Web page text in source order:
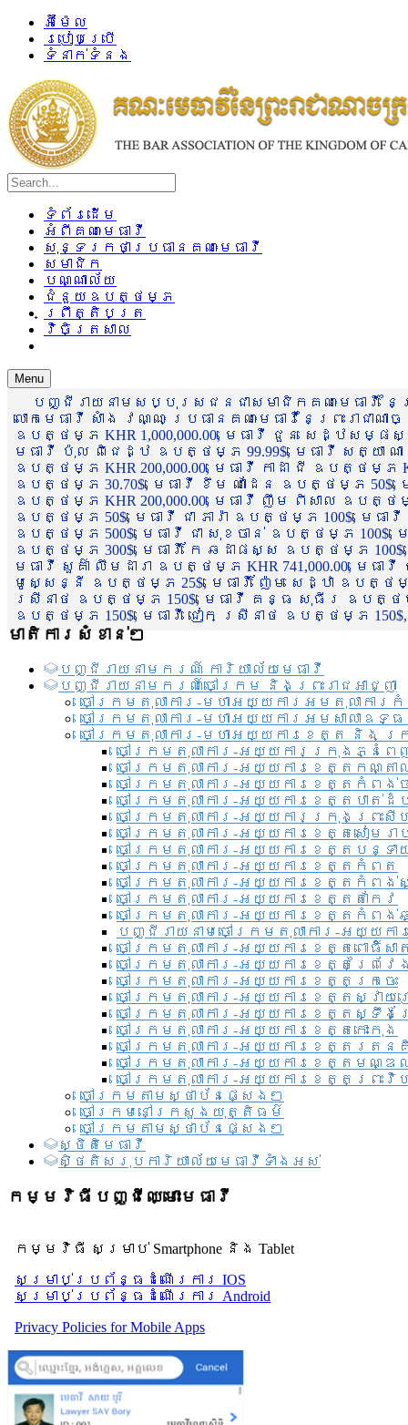
អ៊ីម៉ែល
របៀបប្រើ
ទំនាក់ទំនង
ទំព័រដើម
អំពីគណៈមេធាវី
សុន្ទរកថាប្រធានគណៈមេធាវី
សមាជិក
បណ្ណាល័យ
ជំនួយឧបត្ថម្ភ
ព្រឹត្តិបត្រ
វិចិត្រសាល
Menu
បញ្ជីរាយនាមសប្បុរសជនជាសមាជិកគណៈមេធាវី
លោកមេធាវី សាំង វណ្ណៈ ប្រធានគណៈមេធាវីនៃព្រះរា
ឧបត្ថម្ភ KHR 1,000,000.00, មេធាវី ជួន សេដ្ឋស
មេធាវី ប៉ុល ពិជេដ្ឋ ឧបត្ថម្ភ 99.99$, មេធាវី សត្យា ណ
ឧបត្ថម្ភ KHR 200,000.00, មេធាវី កាដា ជី ឧបត្ថម្ភ
ឧបត្ថម្ភ 30.70$, មេធាវី ខឹម ណាដែន ឧបត្ថម្ភ 50$,
ឧបត្ថម្ភ KHR 200,000.00, មេធាវី ញឹម ពិសាល ឧបត្ថ
ឧបត្ថម្ភ 50$, មេធាវី ជា ភារ៉ា ឧបត្ថម្ភ 100$, មេ
ឧបត្ថម្ភ 500$, មេធាវី ជា សុខចាន់ ឧបត្ថម្ភ
ឧបត្ថម្ភ 300$, មេធាវី កែ ឆដាផស្ស ឧបត្ថម្ភ
មេធាវី សួគ៌ា លឹមដារា ឧបត្ថម្ភ KHR 741,000.00, មេ
មូសេ្សន្នី ឧបត្ថម្ភ 25$, មេធាវី ញ៉ែម សេដ្ឋា ឧបត្ថ
ស្រីនាថ ឧបត្ថម្ភ 150$, មេធាវី គន្ធ សុធីរ ឧបត្ថម្ភ
ឧបត្ថម្ភ 150$, មេធាវី ជៀក ស្រីនាថ ឧបត្ថម្ភ 150$,
មាតិការសំខាន់ៗ
បញ្ជី​រាយ​នាមករណ៍ ការិយាល័យ​មេធាវី​
បញ្ជី​រាយ​នាមករណ៍​ចៅក្រម និងព្រះរាជអាជ្ញា
ចៅក្រមតុលាការ-មហាអយ្យការអមតុលាការ
ចៅក្រមតុលាការ-មហាអយ្យការអមសាលាឧទ្
ចៅក្រមតុលាការ-មហាអយ្យការខេត្ត និង ក្
ចៅក្រមតុលាការ-អយ្យការក្រុងភ្នំពេ
ចៅក្រមតុលាការ-អយ្យការខេត្តកណ្តា
ចៅក្រមតុលាការ-អយ្យការខេត្តកំពង់ច
ចៅក្រមតុលាការ-អយ្យការខេត្តបាត់ដំ
ចៅក្រមតុលាការ-អយ្យការ​ក្រុងព្រះសី
ចៅក្រមតុលាការ-អយ្យការខេត្តសៀមរា
ចៅក្រមតុលាការ-អយ្យការខេត្តបន្ទា
ចៅក្រមតុលាការ-អយ្យការខេត្តកំពត
ចៅក្រមតុលាការ-អយ្យការខេត្តកំពង់
ចៅក្រមតុលាការ-អយ្យការខេត្តតាកែវ
ចៅក្រមតុលាការ-អយ្យការខេត្តកំពង់
បញ្ជីរាយនាមចៅក្រមតុលាការ-អយ្យក
ចៅក្រមតុលាការ-អយ្យការខេត្តពោធិ៍សា
ចៅក្រមតុលាការ-អយ្យការខេត្តព្រៃវែ
ចៅក្រមតុលាការ-អយ្យការខេត្តក្រចេះ
ចៅក្រមតុលាការ-អយ្យការខេត្តស្វាយ
ចៅក្រមតុលាការ-អយ្យការខេត្តស្ទឹង
ចៅក្រមតុលាការ-អយ្យការខេត្តកោះកុង
ចៅក្រមតុលាការ-អយ្យការខេត្តរតន
ចៅក្រមតុលាការ-អយ្យការខេត្តមណ្
ចៅក្រមតុលាការ-អយ្យការខេត្តព្រះវិហ
ចៅក្រមតាមស្ថាប័នផ្សេងៗ
ចៅក្រមនៅក្រសួងយុត្តិធម៌
ចៅក្រមតាមស្ថាប័នផ្សេងៗ
ស្ថិតិមេធាវី
សិ្ថតិសរុបការិយាល័យមេធាវីទាំងអស់​
កម្មវិធីបញ្ជីឈ្មោះមេធាវី
កម្មវិធី សម្រាប់ Smartphone និង Tablet
សម្រាប់​ប្រព័ន្ធដំណើរការ IOS
សម្រាប់​ប្រព័ន្ធដំណើរការ Android
Privacy Policies for Mobile Apps